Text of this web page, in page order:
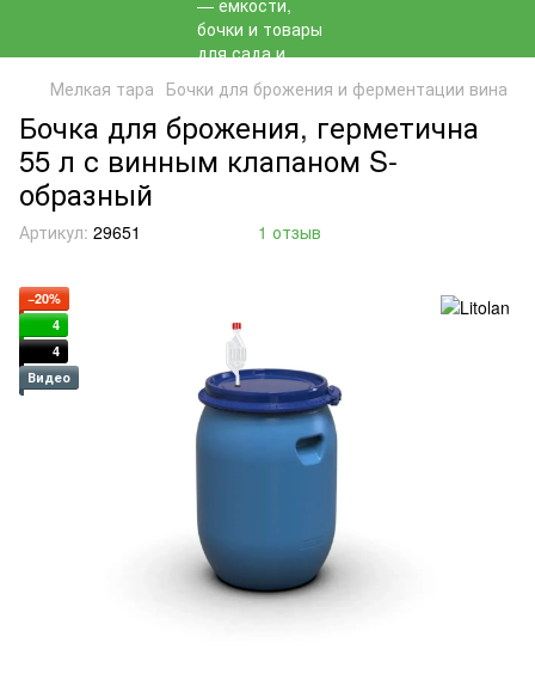
Мелкая тара Бочки для брожения и ферментации вина
Бочка для брожения, герметична
55 л с винным клапаном S-
образный
Артикул: 29651 1 отзыв
−20%
4
4
Видео